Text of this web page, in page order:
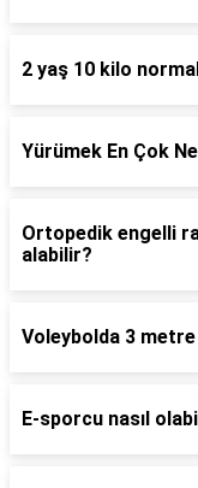
2 yaş 10 kilo
Yürümek En Çok
Ortopedik engelli
alabilir?
Voleybolda 3
E-sporcu nasıl